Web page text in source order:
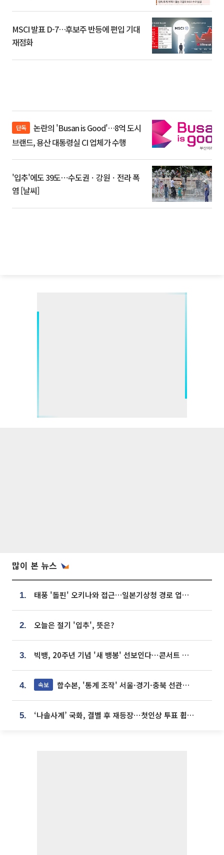
MSCI 발표 D-7…후보주 반등에 편입 기대
재점화
단독
브랜드, 용산 대통령실 CI 업체가 수행
'입추'에도 39도⋯수도권ㆍ강원ㆍ전라 폭
염 [날씨]
많이 본 뉴스
1. 태풍 '돌핀' 오키나와 접근…일본기상청 경로 업데이트
2. 오늘은 절기 '입추', 뜻은?
3. 빅뱅, 20주년 기념 '새 뱅봉' 선보인다⋯콘서트 앞두고 팝업 개최
4. 속보 합수본, '통계 조작' 서울·경기·충북 선관위 등 추가 압수수색
5. ‘나솔사계’ 국화, 결별 후 재등장⋯첫인상 투표 휩쓸고 ‘인기녀’ 등극